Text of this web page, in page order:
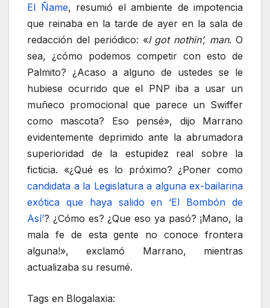
El Ñame, resumió el ambiente de impotencia
que reinaba en la tarde de ayer en la sala de
redacción del periódico: «I got nothin’, man. O
sea, ¿cómo podemos competir con esto de
Palmito? ¿Acaso a alguno de ustedes se le
hubiese ocurrido que el PNP iba a usar un
muñeco promocional que parece un Swiffer
como mascota? Eso pensé», dijo Marrano
evidentemente deprimido ante la abrumadora
superioridad de la estupidez real sobre la
ficticia. «¿Qué es lo próximo? ¿Poner como
candidata a la Legislatura a alguna ex-bailarina
exótica que haya salido en ‘El Bombón de
Así’? ¿Cómo es? ¿Que eso ya pasó? ¡Mano, la
mala fe de esta gente no conoce frontera
alguna!», exclamó Marrano, mientras
actualizaba su resumé.
Tags en Blogalaxia: